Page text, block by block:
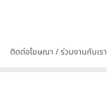
ติดต่อโฆษณา / ร่วมงานกับเรา